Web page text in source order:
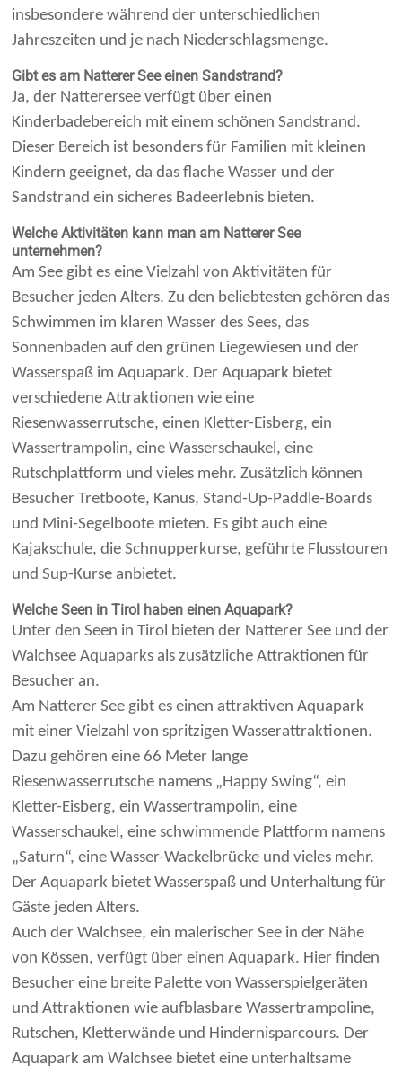
insbesondere während der unterschiedlichen
Jahreszeiten und je nach Niederschlagsmenge.
Gibt es am Natterer See einen Sandstrand?
Ja, der Natterersee verfügt über einen
Kinderbadebereich mit einem schönen Sandstrand.
Dieser Bereich ist besonders für Familien mit kleinen
Kindern geeignet, da das flache Wasser und der
Sandstrand ein sicheres Badeerlebnis bieten.
Welche Aktivitäten kann man am Natterer See
unternehmen?
Am See gibt es eine Vielzahl von Aktivitäten für
Besucher jeden Alters. Zu den beliebtesten gehören das
Schwimmen im klaren Wasser des Sees, das
Sonnenbaden auf den grünen Liegewiesen und der
Wasserspaß im Aquapark. Der Aquapark bietet
verschiedene Attraktionen wie eine
Riesenwasserrutsche, einen Kletter-Eisberg, ein
Wassertrampolin, eine Wasserschaukel, eine
Rutschplattform und vieles mehr. Zusätzlich können
Besucher Tretboote, Kanus, Stand-Up-Paddle-Boards
und Mini-Segelboote mieten. Es gibt auch eine
Kajakschule, die Schnupperkurse, geführte Flusstouren
und Sup-Kurse anbietet.
Welche Seen in Tirol haben einen Aquapark?
Unter den Seen in Tirol bieten der Natterer See und der
Walchsee Aquaparks als zusätzliche Attraktionen für
Besucher an.
Am Natterer See gibt es einen attraktiven Aquapark
mit einer Vielzahl von spritzigen Wasserattraktionen.
Dazu gehören eine 66 Meter lange
Riesenwasserrutsche namens „Happy Swing“, ein
Kletter-Eisberg, ein Wassertrampolin, eine
Wasserschaukel, eine schwimmende Plattform namens
„Saturn“, eine Wasser-Wackelbrücke und vieles mehr.
Der Aquapark bietet Wasserspaß und Unterhaltung für
Gäste jeden Alters.
Auch der Walchsee, ein malerischer See in der Nähe
von Kössen, verfügt über einen Aquapark. Hier finden
Besucher eine breite Palette von Wasserspielgeräten
und Attraktionen wie aufblasbare Wassertrampoline,
Rutschen, Kletterwände und Hindernisparcours. Der
Aquapark am Walchsee bietet eine unterhaltsame